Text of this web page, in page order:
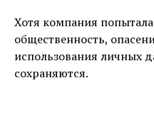
Хотя компания
общественность,
использования личных
сохраняются.